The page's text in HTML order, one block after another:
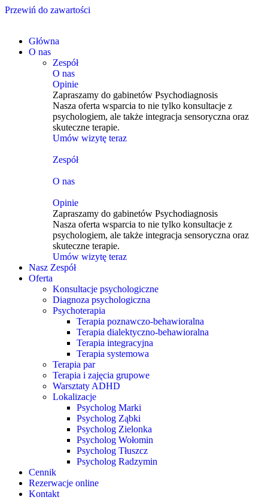
Przewiń do zawartości
Główna
O nas
Zespół
O nas
Opinie
Zapraszamy do gabinetów Psychodiagnosis
Nasza oferta wsparcia to nie tylko konsultacje z
psychologiem, ale także integracja sensoryczna oraz
skuteczne terapie.
Umów wizytę teraz
Zespół
O nas
Opinie
Zapraszamy do gabinetów Psychodiagnosis
Nasza oferta wsparcia to nie tylko konsultacje z
psychologiem, ale także integracja sensoryczna oraz
skuteczne terapie.
Umów wizytę teraz
Nasz Zespół
Oferta
Konsultacje psychologiczne
Diagnoza psychologiczna
Psychoterapia
Terapia poznawczo-behawioralna
Terapia dialektyczno-behawioralna
Terapia integracyjna
Terapia systemowa
Terapia par
Terapia i zajęcia grupowe
Warsztaty ADHD
Lokalizacje
Psycholog Marki
Psycholog Ząbki
Psycholog Zielonka
Psycholog Wołomin
Psycholog Tłuszcz
Psycholog Radzymin
Cennik
Rezerwacje online
Kontakt